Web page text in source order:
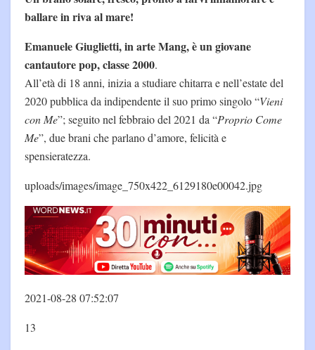
ballare in riva al mare!
Emanuele Giuglietti, in arte Mang, è un giovane
cantautore pop, classe 2000.
All’età di 18 anni, inizia a studiare chitarra e nell’estate del
2020 pubblica da indipendente il suo primo singolo “Vieni
con Me”; seguito nel febbraio del 2021 da “Proprio Come
Me”, due brani che parlano d’amore, felicità e
spensieratezza.
uploads/images/image_750x422_6129180e00042.jpg
2021-08-28 07:52:07
13